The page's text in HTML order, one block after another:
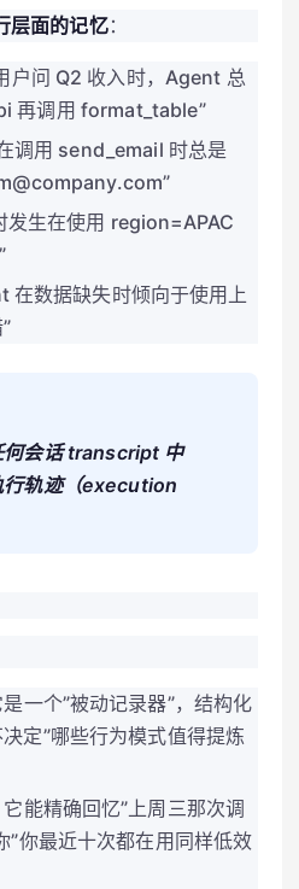
层面的记忆：
户问 Q2 收入时，Agent 总
再调用 format_table”
调用 send_email 时总是
发生在使用 region=APAC
在数据缺失时倾向于使用上
何会话 transcript 中
轨迹（execution
是一个”被动记录器”，结构化
定”哪些行为模式值得提炼
它能精确回忆”上周三那次调
”你最近十次都在用同样低效